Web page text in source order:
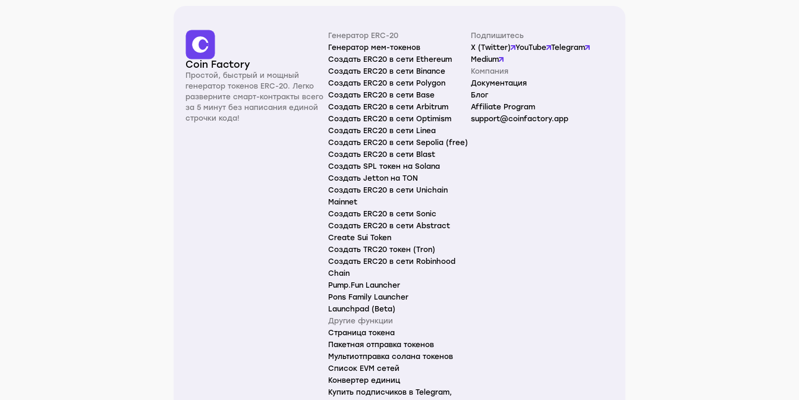
Coin Factory
Простой, быстрый и мощный
генератор токенов ERC-20. Легко
разверните смарт-контракты всего
за 5 минут без написания единой
строчки кода!
Генератор ERC-20
Генератор мем-токенов
Создать ERC20 в сети Ethereum
Создать ERC20 в сети Binance
Создать ERC20 в сети Polygon
Создать ERC20 в сети Base
Создать ERC20 в сети Arbitrum
Создать ERC20 в сети Optimism
Создать ERC20 в сети Linea
Создать ERC20 в сети Sepolia (free)
Создать ERC20 в сети Blast
Создать SPL токен на Solana
Создать Jetton на TON
Создать ERC20 в сети Unichain
Mainnet
Создать ERC20 в сети Sonic
Создать ERC20 в сети Abstract
Create Sui Token
Создать TRC20 токен (Tron)
Создать ERC20 в сети Robinhood
Chain
Pump.Fun Launcher
Pons Family Launcher
Launchpad (Beta)
Другие функции
Страница токена
Пакетная отправка токенов
Мультиотправка солана токенов
Список EVM сетей
Конвертер единиц
Купить подписчиков в Telegram,
Подпишитесь
X (Twitter)
YouTube Telegram
Medium
Компания
Документация
Блог
Affiliate Program
support@coinfactory.app